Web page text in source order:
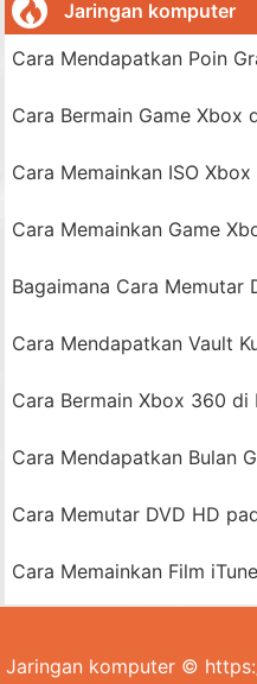
Jaringan komputer
Cara Mendapatkan Poin
Cara Bermain Game Xbox
Cara Memainkan ISO Xbox
Cara Memainkan Game
Bagaimana Cara Memutar
Cara Mendapatkan Vault
Cara Bermain Xbox 360 di
Cara Mendapatkan Bulan
Cara Memutar DVD HD
Cara Memainkan Film
Jaringan komputer ©